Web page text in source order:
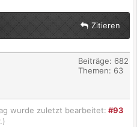
Zitieren
Beiträge: 682
Themen: 63
#93
wurde zuletzt bearbeitet:
.)